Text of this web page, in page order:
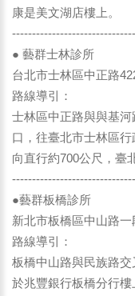
康是美文湖店樓上。
● 藝群士林診所
台北市士林區中正路
路線導引：
士林區中正路與與基
口，往臺北市士林區
向直行約700公尺，臺
●藝群板橋診所
新北市板橋區中山路
路線導引：
板橋中山路與民族路
於兆豐銀行板橋分行樓